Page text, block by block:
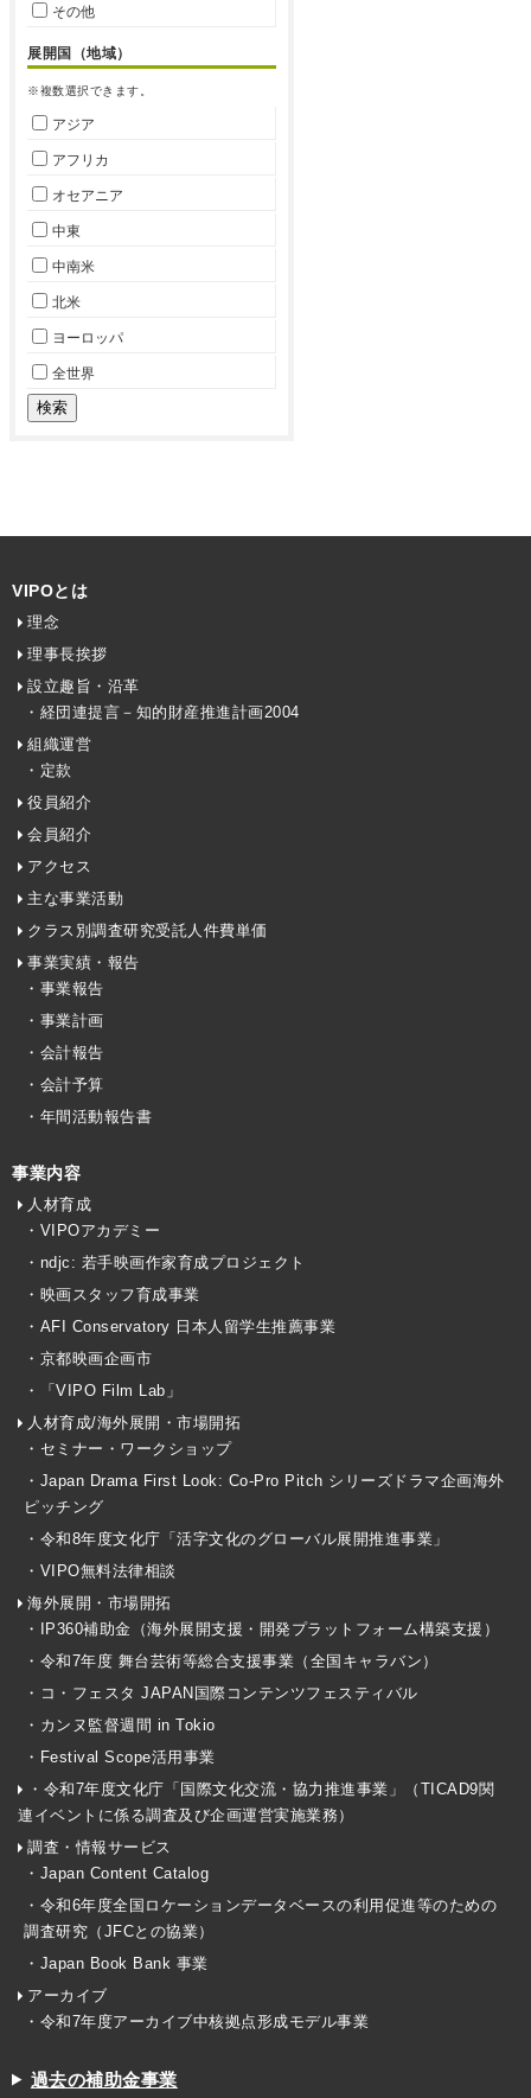
その他
展開国（地域）
※複数選択できます。
アジア
アフリカ
オセアニア
中東
中南米
北米
ヨーロッパ
全世界
VIPOとは
理念
理事長挨拶
設立趣旨・沿革
・経団連提言－知的財産推進計画2004
組織運営
・定款
役員紹介
会員紹介
アクセス
主な事業活動
クラス別調査研究受託人件費単価
事業実績・報告
・事業報告
・事業計画
・会計報告
・会計予算
・年間活動報告書
事業内容
人材育成
・VIPOアカデミー
・ndjc: 若手映画作家育成プロジェクト
・映画スタッフ育成事業
・AFI Conservatory 日本人留学生推薦事業
・京都映画企画市
・「VIPO Film Lab」
人材育成/海外展開・市場開拓
・セミナー・ワークショップ
・Japan Drama First Look: Co-Pro Pitch シリーズドラマ企画海外
ピッチング
・令和8年度文化庁「活字文化のグローバル展開推進事業」
・VIPO無料法律相談
海外展開・市場開拓
・IP360補助金（海外展開支援・開発プラットフォーム構築支援）
・令和7年度 舞台芸術等総合支援事業（全国キャラバン）
・コ・フェスタ JAPAN国際コンテンツフェスティバル
・カンヌ監督週間 in Tokio
・Festival Scope活用事業
・令和7年度文化庁「国際文化交流・協力推進事業」（TICAD9関
連イベントに係る調査及び企画運営実施業務）
調査・情報サービス
・Japan Content Catalog
・令和6年度全国ロケーションデータベースの利用促進等のための
調査研究（JFCとの協業）
・Japan Book Bank 事業
アーカイブ
・令和7年度アーカイブ中核拠点形成モデル事業
過去の補助金事業